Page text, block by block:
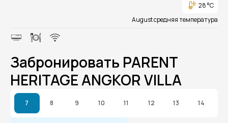
28 °C
August средняя температура
Забронировать PARENT
HERITAGE ANGKOR VILLA
7 8 9 10 11 12 13 14